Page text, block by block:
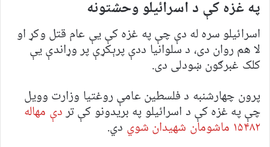
په غزه کې د اسرائیلو وحشتونه
اسرائیلو سره له دې چې په غزه کې یې عام قتل وکړ او
لا هم روان دی، د سلوانیا ددې پرېکړې پر وړاندې یې
کلک غبرګون ښودلی دی.
پرون چهارشنبه د فلسطین عامې روغتیا وزارت وویل
چې په غزه کې د اسرائیلو په بریدونو کې تردې مهاله
۱۵۴۸۲ ماشومان شهیدان شوي
دي.